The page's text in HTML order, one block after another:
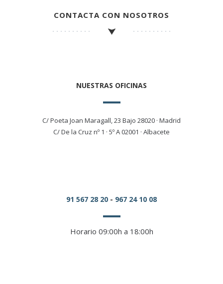
CONTACTA CON NOSOTROS
NUESTRAS OFICINAS
C/ Poeta Joan Maragall, 23 Bajo 28020 · Madrid
C/ De la Cruz nº 1 · 5º A 02001 · Albacete
91 567 28 20 - 967 24 10 08
Horario 09:00h a 18:00h